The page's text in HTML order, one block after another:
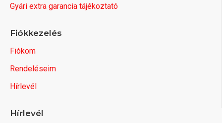
Gyári extra garancia tájékoztató
Fiókkezelés
Fiókom
Rendeléseim
Hírlevél
Hírlevél